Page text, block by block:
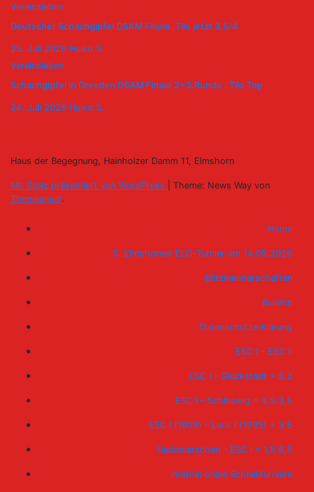
Vereinsleben
Deutscher Schachgipfel DSAM Finale. Tilo jetzt 3,5/4
25. Juli 2026 Heiko S.
Vereinsleben
Schachgipfel in Dresden DSAM Finale 2+3.Runde : Tilo Top
24. Juli 2026 Heiko S.
Haus der Begegnung, Hainholzer Damm 11, Elmshorn
Mit Stolz präsentiert von WordPress
Theme: News Way von
Themeansar.
Home
5. Elmshorner ELO-Turnier am 14.05.2026
Blitzmeisterschaften
Bulletin
Datenschutzerklärung
ESC I – ESC II
ESC I – Glückstadt = 5:3
ESC I – Schleswig = 4,5:3,5
ESC I (1909) – Leck I (1995) = 3:5
Hademarschen – ESC I = 1,5:6,5
Internationale Schnellturniere